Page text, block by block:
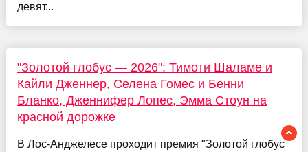
девят...
"Золотой глобус — 2026": Тимоти Шаламе и
Кайли Дженнер, Селена Гомес и Бенни
Бланко, Дженнифер Лопес, Эмма Стоун на
красной дорожке
В Лос-Анджелесе проходит премия "Золотой глобус